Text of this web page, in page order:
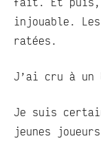
injouable.
ratées.
J’ai cru à un
Je suis
jeunes